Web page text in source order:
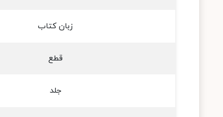
زبان کتاب
قطع
جلد